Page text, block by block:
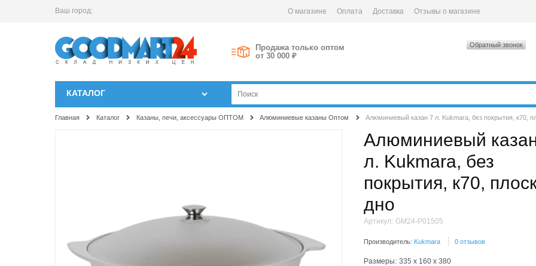
Ваш город: О магазине Оплата Доставка Отзывы о магазине
Продажа только оптом
от 30 000 ₽
Обратный звонок
КАТАЛОГ
Главная Каталог Казаны, печи, аксессуары ОПТОМ Алюминиевые казаны Оптом Алюминиевый казан 7 л. Kukmara, без покрытия, к70,
Алюминиевый
л. Kukmara, без
покрытия, к70,
дно
Артикул: GM24-P01505
Производитель: Kukmara 0 отзывов
Размеры: 335 x 160 x 380